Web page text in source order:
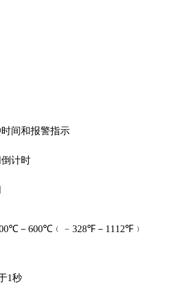
间和报警指示
计时
－600℃﹙﹣328℉－1112℉﹚
1秒